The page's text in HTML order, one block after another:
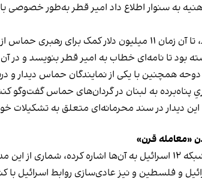
در اردیبهشت ۱۴۰۰ هنیه به سنوار اطلاع داد امیر قطر
از سوی امیر قطر جمع‌آوری شده بود.
بود تا نامه‌ای خطاب به امیر قطر بنویسد و در
همچنین با یکی از نمایندگان حماس دیدار و
به لبنان در گردان‌های حماس گفت‌وگو
«معامله قرن»
بر پایه اسنادی که شبکه ۱۲ اسرائیل به آن‌ها
و فلسطین و نیز عادی‌سازی روابط اسرائیل با